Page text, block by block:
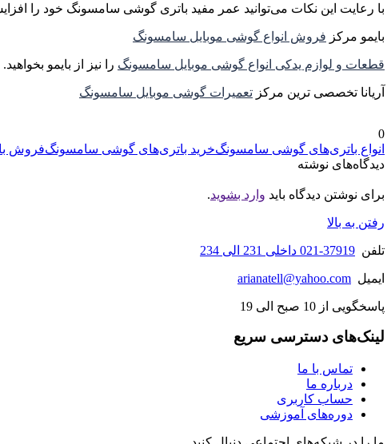
با رعایت این نکات می‌توانید عمر مفید باتری گوشی سامسونگ خود را
بایمو مرکز فروش انواع گوشی موبایل سامسونگ
قطعات و لوازم یدکی انواع گوشی موبایل سامسونگ را نیز از بایمو بخواهید.
آریانا تخصصی ترین مرکز تعمیرات گوشی موبایل سامسونگ
0
انواع باتری‌های گوشی سامسونگخرید باتری‌های گوشی سامسونگفروش
دیدگاه‌های نوشته
برای نوشتن دیدگاه باید وارد بشوید.
رفتن به بالا
تلفن 37919-021 داخلی 231 الی 234
ایمیل arianatell@yahoo.com
پاسخگویی از 10 صبح الی 19
لینک‌های دسترسی سریع
تماس با ما
درباره ما
حساب کاربری
دوره‌های آموزشی